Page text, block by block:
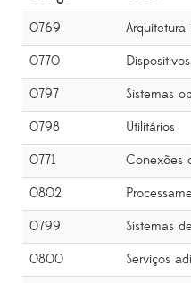
0769
0770
0797 Sistemas
0798 Utilitários
0771 Conexões
0802
0799 Sistemas
0800 Serviços